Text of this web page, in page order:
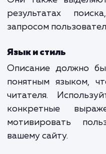
Длина и
Обычно длина
описание может
длинное будет
Использование
поисковым